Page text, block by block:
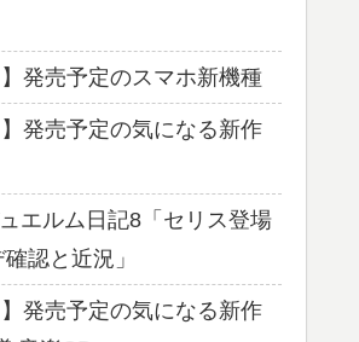
】発売予定のスマホ新機種
】発売予定の気になる新作
ュエルム日記8「セリス登場
認と近況」
】発売予定の気になる新作